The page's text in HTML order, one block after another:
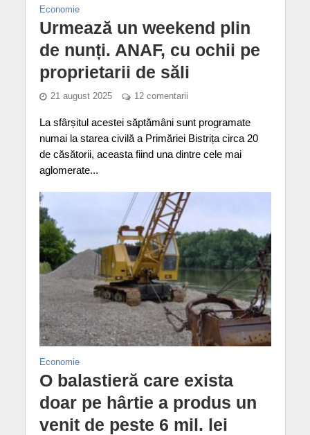
Economie
Urmează un weekend plin
de nunți. ANAF, cu ochii pe
proprietarii de săli
21 august 2025 12 comentarii
La sfârșitul acestei săptămâni sunt programate
numai la starea civilă a Primăriei Bistrița circa 20
de căsătorii, aceasta fiind una dintre cele mai
aglomerate...
Economie
O balastieră care exista
doar pe hârtie a produs un
venit de peste 6 mil. lei